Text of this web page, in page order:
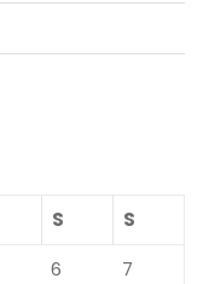
S
S
6
7